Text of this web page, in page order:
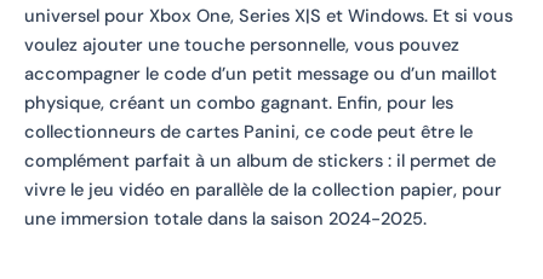
universel pour Xbox One, Series X|S et Windows. Et si vous
voulez ajouter une touche personnelle, vous pouvez
accompagner le code d’un petit message ou d’un maillot
physique, créant un combo gagnant. Enfin, pour les
collectionneurs de cartes Panini, ce code peut être le
complément parfait à un album de stickers : il permet de
vivre le jeu vidéo en parallèle de la collection papier, pour
une immersion totale dans la saison 2024-2025.